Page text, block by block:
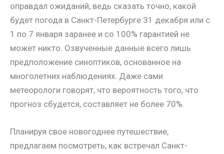
оправдал ожиданий, ведь сказать точно, какой
будет погода в Санкт-Петербурге 31 декабря или с
1 по 7 января заранее и со 100% гарантией не
может никто. Озвученные данные всего лишь
предположение синоптиков, основанное на
многолетних наблюдениях. Даже сами
метеорологи говорят, что вероятность того, что
прогноз сбудется, составляет не более 70%.
Планируя свое новогоднее путешествие,
предлагаем посмотреть, как встречал Санкт-